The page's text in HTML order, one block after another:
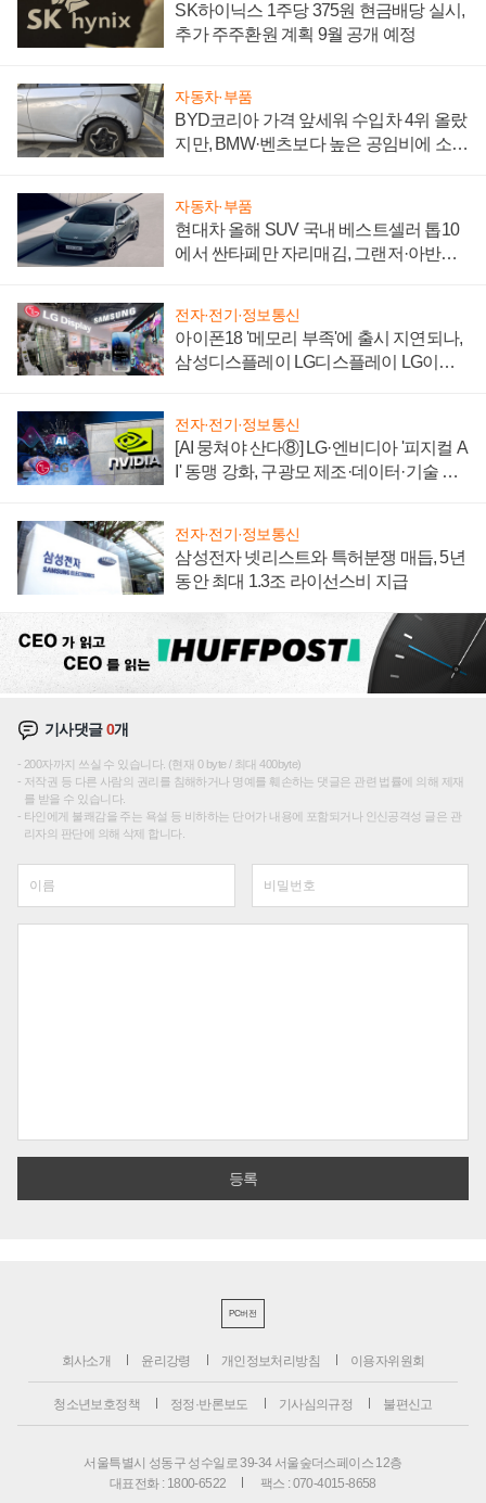
SK하이닉스 1주당 375원 현금배당 실시,
추가 주주환원 계획 9월 공개 예정
자동차·부품
BYD코리아 가격 앞세워 수입차 4위 올랐
지만, BMW·벤츠보다 높은 공임비에 소비
자동차·부품
현대차 올해 SUV 국내 베스트셀러 톱10
에서 싼타페만 자리매김, 그랜저·아반떼
전자·전기·정보통신
아이폰18 '메모리 부족'에 출시 지연되나,
삼성디스플레이 LG디스플레이 LG이노
전자·전기·정보통신
[AI 뭉쳐야 산다⑧] LG·엔비디아 '피지컬 A
I' 동맹 강화, 구광모 제조·데이터·기술 결
전자·전기·정보통신
삼성전자 넷리스트와 특허분쟁 매듭, 5년
동안 최대 1.3조 라이선스비 지급
기사댓글0개
200자까지 쓰실 수 있습니다. (현재 0 byte / 최대 400byte)
저작권 등 다른 사람의 권리를 침해하거나 명예를 훼손하는 댓글은 관련 법률에 의해 제재
를 받을 수 있습니다.
타인에게 불쾌감을 주는 욕설 등 비하하는 단어가 내용에 포함되거나 인신공격성 글은 관
리자의 판단에 의해 삭제 합니다.
PC버전
회사소개 윤리강령 개인정보처리방침 이용자위원회
청소년보호정책 정정·반론보도 기사심의규정 불편신고
서울특별시 성동구 성수일로 39-34 서울숲더스페이스 12층
대표전화 : 1800-6522
팩스 : 070-4015-8658